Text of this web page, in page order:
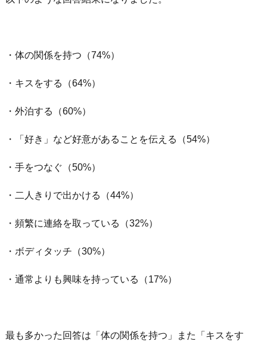
・体の関係を持つ（74%）
・キスをする（64%）
・外泊する（60%）
・「好き」など好意があることを伝える（54%）
・手をつなぐ（50%）
・二人きりで出かける（44%）
・頻繁に連絡を取っている（32%）
・ボディタッチ（30%）
・通常よりも興味を持っている（17%）
最も多かった回答は「体の関係を持つ」また「キスをす